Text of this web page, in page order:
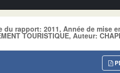
rapport: 2011, Année de mise
TOURISTIQUE, Auteur: